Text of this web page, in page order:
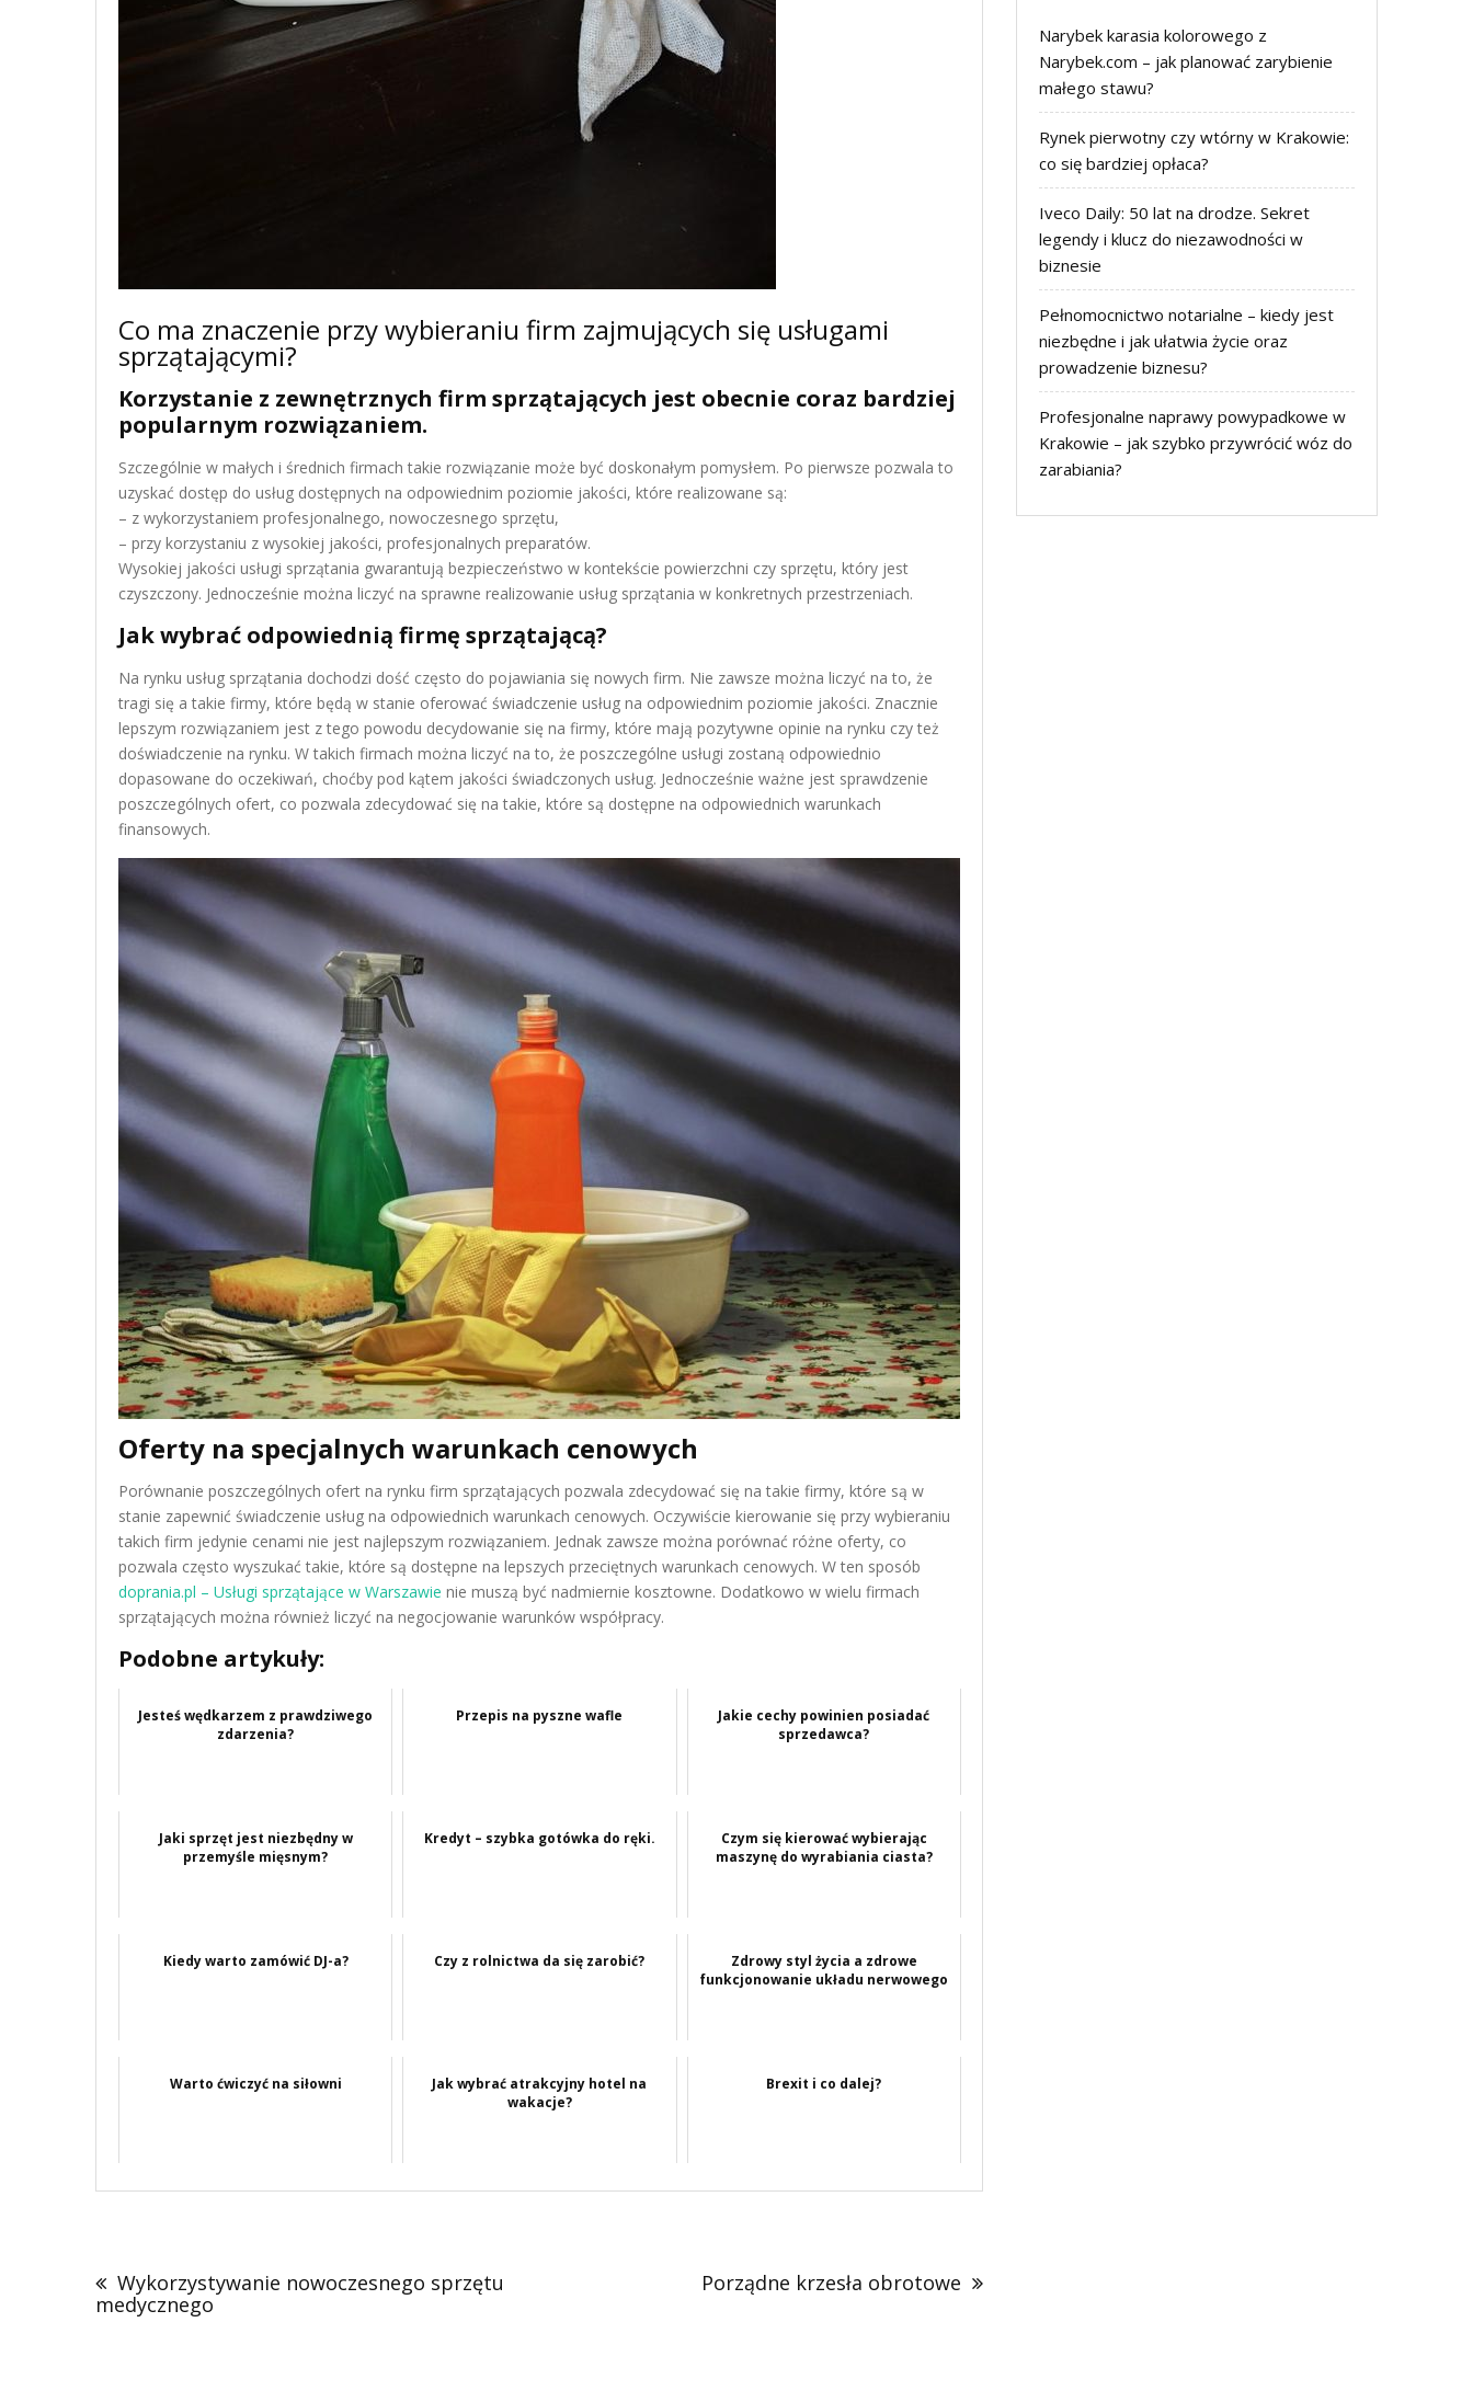
Co ma znaczenie przy wybieraniu firm zajmujących się usługami
sprzątającymi?
Korzystanie z zewnętrznych firm sprzątających jest obecnie coraz bardziej
popularnym rozwiązaniem.
Szczególnie w małych i średnich firmach takie rozwiązanie może być doskonałym pomysłem. Po pierwsze pozwala to
uzyskać dostęp do usług dostępnych na odpowiednim poziomie jakości, które realizowane są:
– z wykorzystaniem profesjonalnego, nowoczesnego sprzętu,
– przy korzystaniu z wysokiej jakości, profesjonalnych preparatów.
Wysokiej jakości usługi sprzątania gwarantują bezpieczeństwo w kontekście powierzchni czy sprzętu, który jest
czyszczony. Jednocześnie można liczyć na sprawne realizowanie usług sprzątania w konkretnych przestrzeniach.
Jak wybrać odpowiednią firmę sprzątającą?
Na rynku usług sprzątania dochodzi dość często do pojawiania się nowych firm. Nie zawsze można liczyć na to, że
tragi się a takie firmy, które będą w stanie oferować świadczenie usług na odpowiednim poziomie jakości. Znacznie
lepszym rozwiązaniem jest z tego powodu decydowanie się na firmy, które mają pozytywne opinie na rynku czy też
doświadczenie na rynku. W takich firmach można liczyć na to, że poszczególne usługi zostaną odpowiednio
dopasowane do oczekiwań, choćby pod kątem jakości świadczonych usług. Jednocześnie ważne jest sprawdzenie
poszczególnych ofert, co pozwala zdecydować się na takie, które są dostępne na odpowiednich warunkach
finansowych.
Oferty na specjalnych warunkach cenowych
Porównanie poszczególnych ofert na rynku firm sprzątających pozwala zdecydować się na takie firmy, które są w
stanie zapewnić świadczenie usług na odpowiednich warunkach cenowych. Oczywiście kierowanie się przy wybieraniu
takich firm jedynie cenami nie jest najlepszym rozwiązaniem. Jednak zawsze można porównać różne oferty, co
pozwala często wyszukać takie, które są dostępne na lepszych przeciętnych warunkach cenowych. W ten sposób
doprania.pl – Usługi sprzątające w Warszawie nie muszą być nadmiernie kosztowne. Dodatkowo w wielu firmach
sprzątających można również liczyć na negocjowanie warunków współpracy.
Podobne artykuły:
Jesteś wędkarzem z prawdziwego
zdarzenia?
Przepis na pyszne wafle
Jakie cechy powinien posiadać
sprzedawca?
Jaki sprzęt jest niezbędny w
przemyśle mięsnym?
Kredyt – szybka gotówka do ręki.
Czym się kierować wybierając
maszynę do wyrabiania ciasta?
Kiedy warto zamówić DJ-a? Czy z rolnictwa da się zarobić?
Zdrowy styl życia a zdrowe
funkcjonowanie układu nerwowego
Warto ćwiczyć na siłowni
Jak wybrać atrakcyjny hotel na
wakacje?
Brexit i co dalej?
wpisu
Wykorzystywanie nowoczesnego sprzętu
medycznego
Porządne krzesła obrotowe
Narybek karasia kolorowego z
Narybek.com – jak planować zarybienie
małego stawu?
Rynek pierwotny czy wtórny w Krakowie:
co się bardziej opłaca?
Iveco Daily: 50 lat na drodze. Sekret
legendy i klucz do niezawodności w
biznesie
Pełnomocnictwo notarialne – kiedy jest
niezbędne i jak ułatwia życie oraz
prowadzenie biznesu?
Profesjonalne naprawy powypadkowe w
Krakowie – jak szybko przywrócić wóz do
zarabiania?